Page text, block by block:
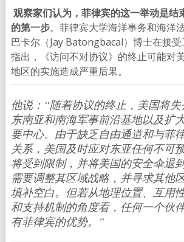
观察家们认为，菲律宾的这一举动是结
的第一步。菲律宾大学海洋事务和海洋
巴卡尔（Jay Batongbacal）博士在接
指出，《访问不对协议》的终止可能对
地区的实施造成严重后果。
他说：“随着协议的终止，美国将
东南亚和南海军事前沿基地以及扩
要中心。由于缺乏自由通道和与菲
关系，美国及时应对东亚任何不可
将受到限制，并将美国的安全伞退
需要调整其区域战略，并寻求其他
填补空白。但若从地理位置、互用
和支持机制的角度看，任何一个伙
有菲律宾的优势。”